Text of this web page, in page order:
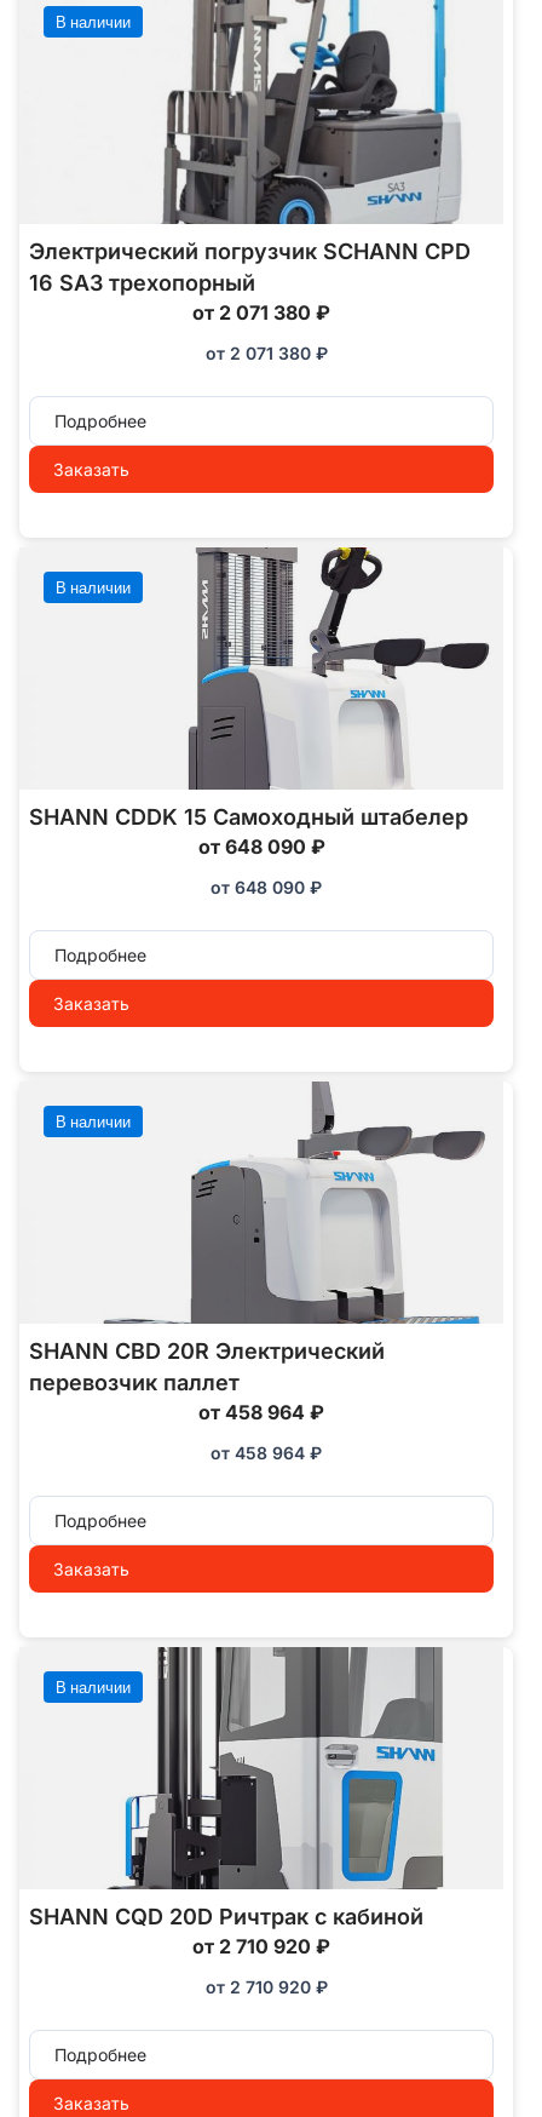
В наличии
Электрический погрузчик SCHANN CPD
16 SA3 трехопорный
от 2 071 380 ₽
от 2 071 380 ₽
Подробнее
Заказать
В наличии
SHANN CDDK 15 Самоходный штабелер
от 648 090 ₽
от 648 090 ₽
Подробнее
Заказать
В наличии
SHANN CBD 20R Электрический
перевозчик паллет
от 458 964 ₽
от 458 964 ₽
Подробнее
Заказать
В наличии
SHANN CQD 20D Ричтрак с кабиной
от 2 710 920 ₽
от 2 710 920 ₽
Подробнее
Заказать